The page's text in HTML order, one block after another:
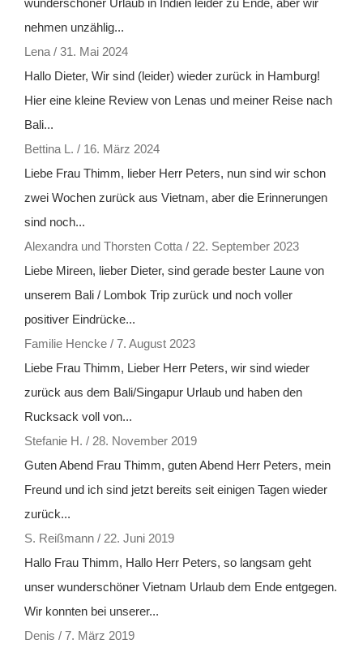
wunderschöner Urlaub in Indien leider zu Ende, aber wir
nehmen unzählig...
Lena / 31. Mai 2024
Hallo Dieter, Wir sind (leider) wieder zurück in Hamburg!
Hier eine kleine Review von Lenas und meiner Reise nach
Bali...
Bettina L. / 16. März 2024
Liebe Frau Thimm, lieber Herr Peters, nun sind wir schon
zwei Wochen zurück aus Vietnam, aber die Erinnerungen
sind noch...
Alexandra und Thorsten Cotta / 22. September 2023
Liebe Mireen, lieber Dieter, sind gerade bester Laune von
unserem Bali / Lombok Trip zurück und noch voller
positiver Eindrücke...
Familie Hencke / 7. August 2023
Liebe Frau Thimm, Lieber Herr Peters, wir sind wieder
zurück aus dem Bali/Singapur Urlaub und haben den
Rucksack voll von...
Stefanie H. / 28. November 2019
Guten Abend Frau Thimm, guten Abend Herr Peters, mein
Freund und ich sind jetzt bereits seit einigen Tagen wieder
zurück...
S. Reißmann / 22. Juni 2019
Hallo Frau Thimm, Hallo Herr Peters, so langsam geht
unser wunderschöner Vietnam Urlaub dem Ende entgegen.
Wir konnten bei unserer...
Denis / 7. März 2019